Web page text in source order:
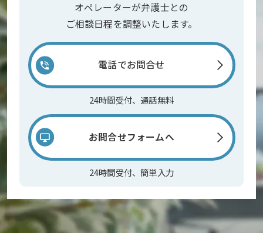
オペレーターが弁護士との
ご相談日程を調整いたします。
電話でお問合せ
24時間受付、通話無料
お問合せフォームへ
24時間受付、簡単入力